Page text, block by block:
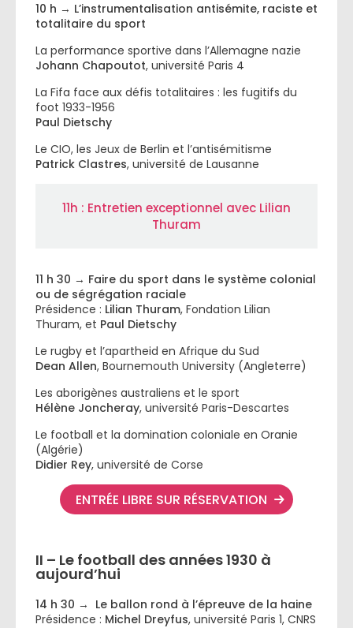
10 h → L’instrumentalisation antisémite, raciste et
totalitaire du sport
La performance sportive dans l’Allemagne nazie
Johann Chapoutot, université Paris 4
La Fifa face aux défis totalitaires : les fugitifs du
foot 1933-1956
Paul Dietschy
Le CIO, les Jeux de Berlin et l’antisémitisme
Patrick Clastres, université de Lausanne
11h : Entretien exceptionnel avec Lilian
Thuram
11 h 30 → Faire du sport dans le système colonial
ou de ségrégation raciale
Présidence : Lilian Thuram, Fondation Lilian
Thuram, et Paul Dietschy
Le rugby et l’apartheid en Afrique du Sud
Dean Allen, Bournemouth University (Angleterre)
Les aborigènes australiens et le sport
Hélène Joncheray, université Paris-Descartes
Le football et la domination coloniale en Oranie
(Algérie)
Didier Rey, université de Corse
ENTRÉE LIBRE SUR RÉSERVATION
II – Le football des années 1930 à
aujourd’hui
14 h 30 → Le ballon rond à l’épreuve de la haine
Présidence : Michel Dreyfus, université Paris 1, CNRS